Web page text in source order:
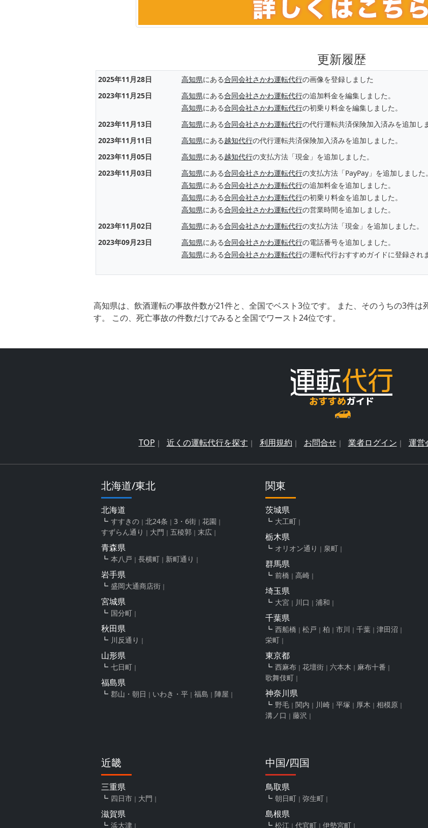
更新履歴
2025年11月28日 高知県にある合同会社さかわ運転代行の画像を登録しました
2023年11月25日
高知県にある合同会社さかわ運転代行の追加料金を編集しました。
高知県にある合同会社さかわ運転代行の初乗り料金を編集しました。
2023年11月13日
高知県にある合同会社さかわ運転代行の代行運転共済保険加入済みを追加し
2023年11月11日
高知県にある越知代行の代行運転共済保険加入済みを追加しました。
2023年11月05日
高知県にある越知代行の支払方法「現金」を追加しました。
2023年11月03日
高知県にある合同会社さかわ運転代行の支払方法「PayPay」を追加しました。
高知県にある合同会社さかわ運転代行の追加料金を追加しました。
高知県にある合同会社さかわ運転代行の初乗り料金を追加しました。
高知県にある合同会社さかわ運転代行の営業時間を追加しました。
2023年11月02日
高知県にある合同会社さかわ運転代行の支払方法「現金」を追加しました。
2023年09月23日
高知県にある合同会社さかわ運転代行の電話番号を追加しました。
高知県にある合同会社さかわ運転代行の運転代行おすすめガイドに登録され
高知県は、飲酒運転の事故件数が21件と、全国でベスト3位です。 また、そのうちの3件は
す。 この、死亡事故の件数だけでみると全国でワースト24位です。
TOP 近くの運転代行を探す 利用規約 お問合せ 業者ログイン 運営
北海道/東北
北海道
すすきの 北24条 3・6街
花園
すずらん通り
大門 五稜郭 末広
青森県
本八戸 長横町 新町通り
岩手県
盛岡大通商店街
宮城県
国分町
秋田県
川反通り
山形県
七日町
福島県
郡山・朝日 いわき・平 福島 陣屋
関東
茨城県
大工町
栃木県
オリオン通り 泉町
群馬県
前橋 高崎
埼玉県
大宮 川口 浦和
千葉県
西船橋 松戸 柏 市川 千葉
津田沼
栄町
東京都
西麻布 花壇街 六本木
麻布十番
歌舞伎町
神奈川県
野毛 関内 川崎 平塚 厚木
相模原
溝ノ口
藤沢
近畿
三重県
四日市 大門
滋賀県
浜大津
中国/四国
鳥取県
朝日町 弥生町
島根県
松江 代官町 伊勢宮町